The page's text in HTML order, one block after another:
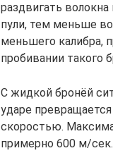
раздвигать
пули, тем меньше
меньшего калибра,
пробивании такого
С жидкой бронёй
ударе
скоростью.
примерно 600 м/